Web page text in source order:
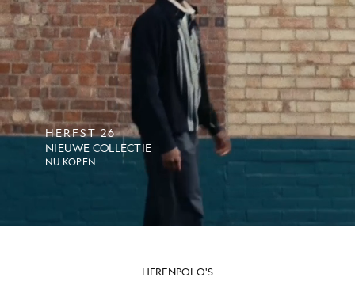
HERFST 26
NIEUWE COLLECTIE
NU KOPEN
HERENPOLO'S